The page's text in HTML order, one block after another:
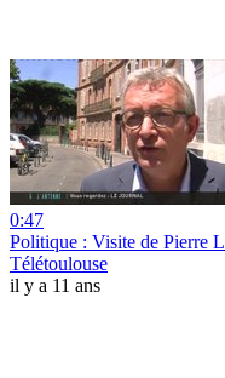
0:47
Politique : Visite de Pierre
Télétoulouse
il y a 11 ans